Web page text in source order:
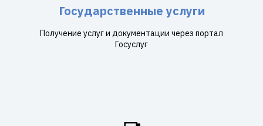
Государственные услуги
Получение услуг и документации через портал
Госуслуг